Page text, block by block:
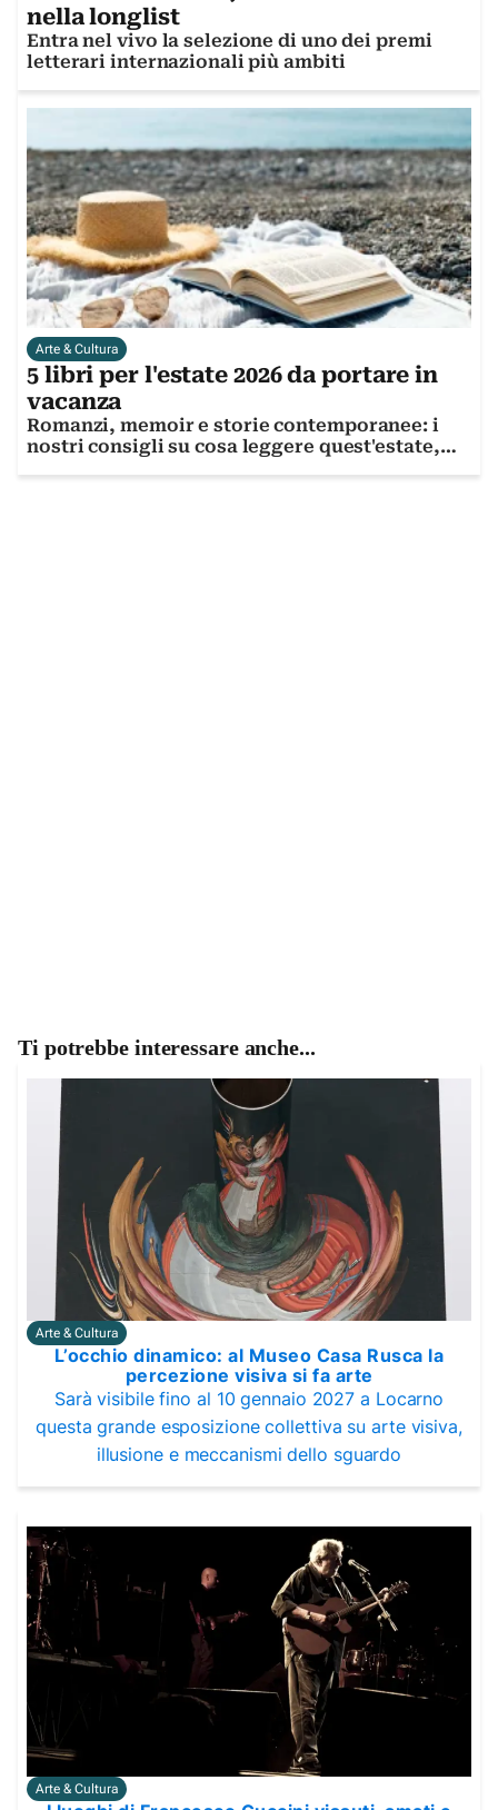
nella longlist
Entra nel vivo la selezione di uno dei premi
letterari internazionali più ambiti
Arte & Cultura
5 libri per l'estate 2026 da portare in
vacanza
Romanzi, memoir e storie contemporanee: i
nostri consigli su cosa leggere quest'estate,
Ti potrebbe interessare anche...
Arte & Cultura
L’occhio dinamico: al Museo Casa Rusca la
percezione visiva si fa arte
Sarà visibile fino al 10 gennaio 2027 a Locarno
questa grande esposizione collettiva su arte visiva,
illusione e meccanismi dello sguardo
Arte & Cultura